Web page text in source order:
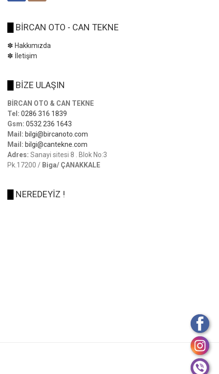
BİRCAN OTO - CAN TEKNE
✽ Hakkımızda
✽ İletişim
BİZE ULAŞIN
BİRCAN OTO & CAN TEKNE
Tel: 0286 316 1839
Gsm: 0532 236 1643
Mail: bilgi@bircanoto.com
Mail: bilgi@cantekne.com
Adres: Sanayi sitesi 8 . Blok No:3
Pk.17200 / Biga/ ÇANAKKALE
NEREDEYİZ !